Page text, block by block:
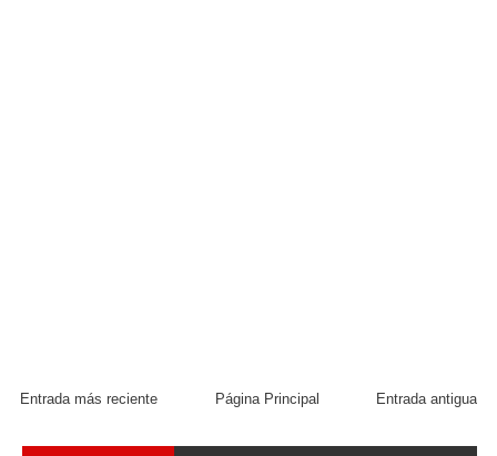
Entrada más reciente Entrada antigua
Página Principal